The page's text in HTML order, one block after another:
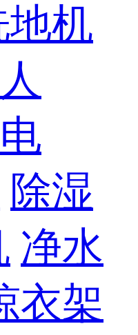
地机
除湿
净水
衣架